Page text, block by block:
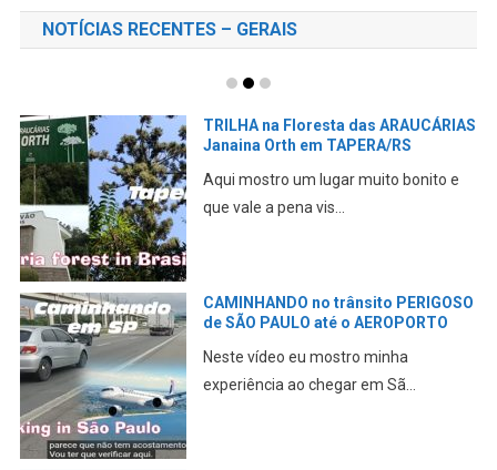
NOTÍCIAS RECENTES – GERAIS
TRILHA na Floresta das ARAUCÁRIAS
Janaina Orth em TAPERA/RS
Aqui mostro um lugar muito bonito e
que vale a pena vis...
CAMINHANDO no trânsito PERIGOSO
de SÃO PAULO até o AEROPORTO
Neste vídeo eu mostro minha
experiência ao chegar em Sã...